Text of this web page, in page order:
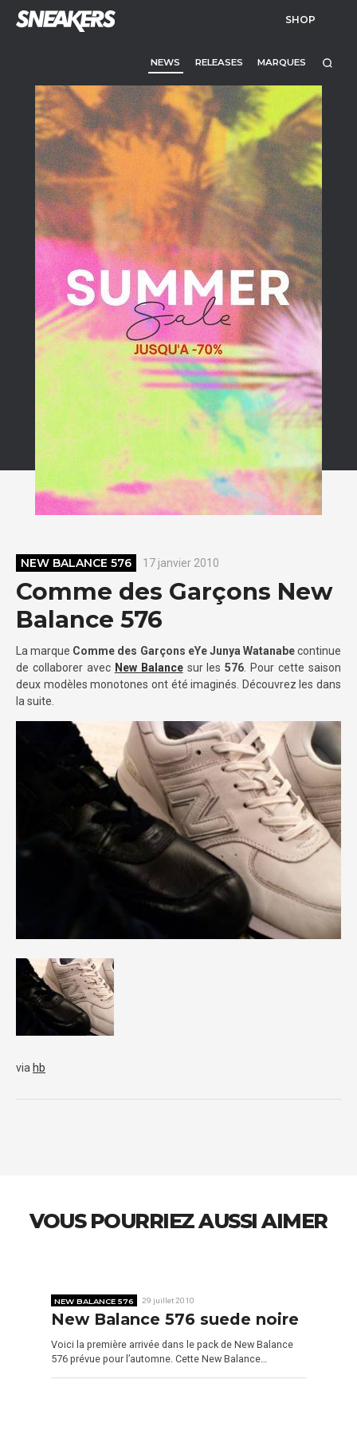
SHOP
NEWS RELEASES MARQUES
NEW BALANCE 576 17 janvier 2010
Comme des Garçons New
Balance 576
La marque Comme des Garçons eYe Junya Watanabecontinue
de collaborer avec New Balancesur les576 . Pour cette saison
deux modèles monotones ont été imaginés. Découvrez les dans
la suite.
via hb
VOUS POURRIEZ AUSSI AIMER
NEW BALANCE 576 29 juillet 2010
New Balance 576 suede noire
Voici la première arrivée dans le pack de New Balance
576 prévue pour l’automne. Cette New Balance…